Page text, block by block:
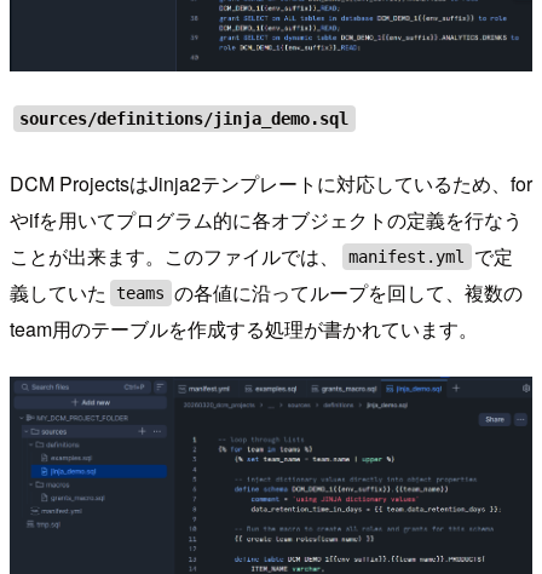
sources/definitions/jinja_demo.sql
DCM ProjectsはJinja2テンプレートに対応しているため、for
やifを用いてプログラム的に各オブジェクトの定義を行なう
ことが出来ます。このファイルでは、
manifest.yml
で定
義していた
teams の各値に沿ってループを回して、複数の
team用のテーブルを作成する処理が書かれています。